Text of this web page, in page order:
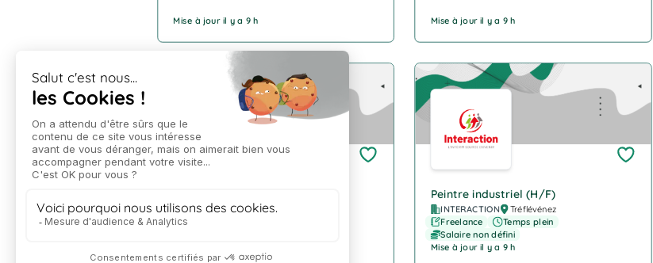
Mise à jour il y a 9 h Mise à jour il y a 9 h
Company Logo
INTERACTION
Plouédern
Freelance
Company Logo
Peintre industriel (H/F)
INTERACTION
Tréflévénez
Freelance
Temps plein
Salaire non défini
Mise à jour il y a 9 h